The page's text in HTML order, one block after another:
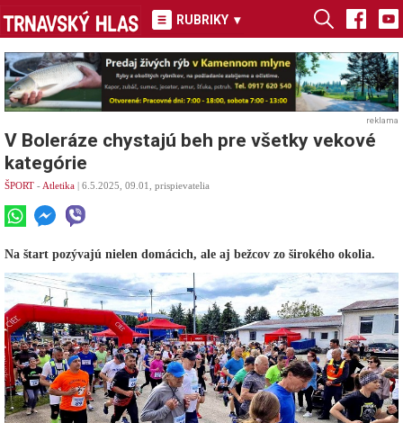
RUBRIKY ▾
reklama
V Boleráze chystajú beh pre všetky vekové
kategórie
ŠPORT - Atletika | 6.5.2025, 09.01, prispievatelia
Na štart pozývajú nielen domácich, ale aj bežcov zo širokého okolia.